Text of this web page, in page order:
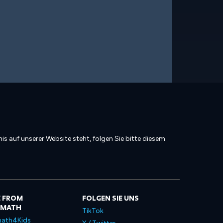
auf unserer Website steht, folgen Sie bitte diesem
FROM
FOLGEN SIE UNS
TikTok